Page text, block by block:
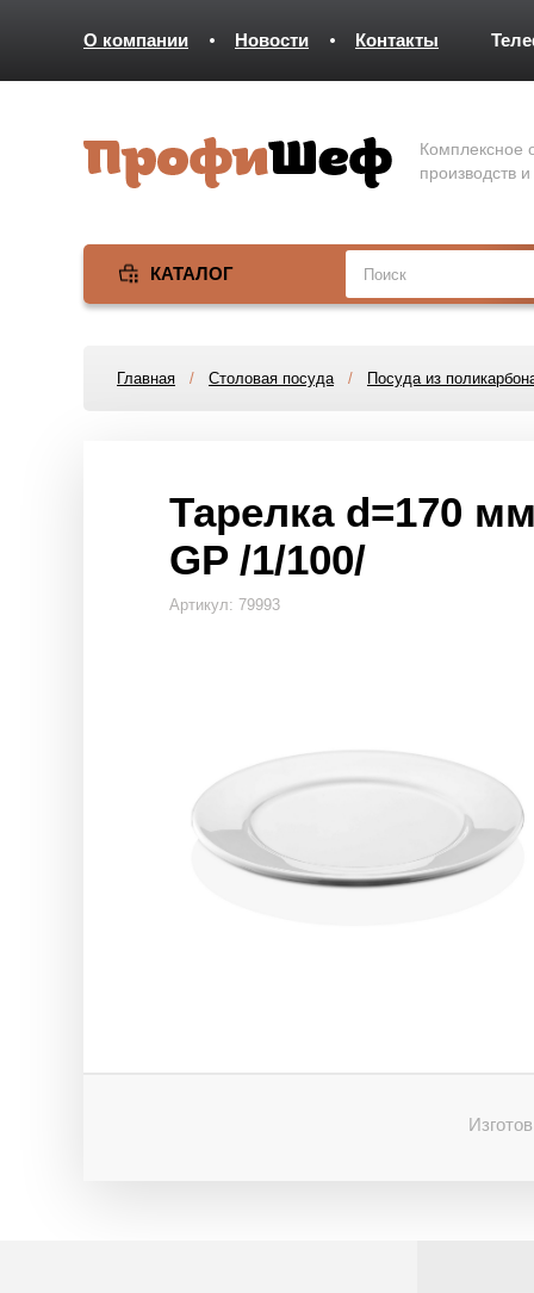
О компании Новости Контакты
Комплексное
производств
КАТАЛОГ
Главная / Столовая посуда/ Посуда из
Тарелка d=170
GP /1/100/
Артикул: 79993